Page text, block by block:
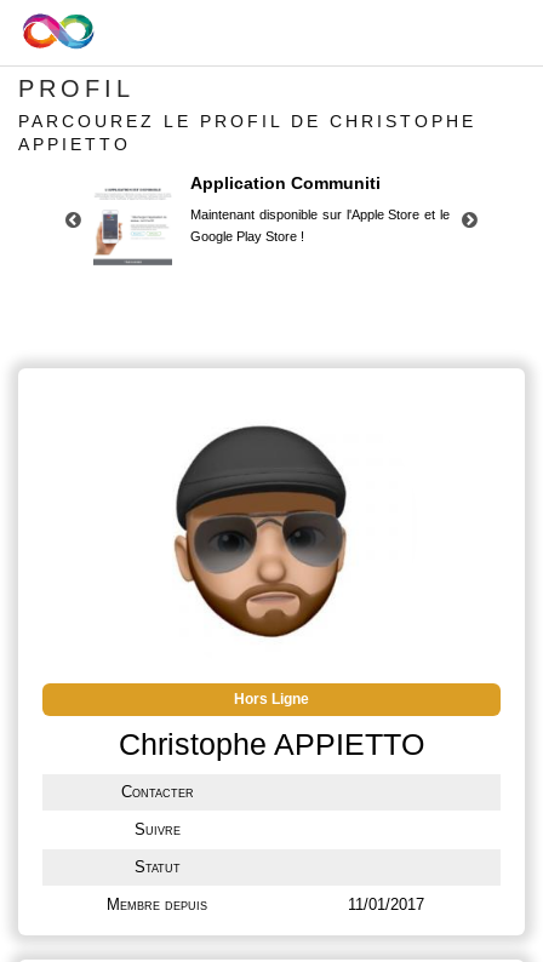
PROFIL
PARCOUREZ LE PROFIL DE CHRISTOPHE
APPIETTO
Application Communiti
Maintenant disponible sur l'Apple Store et le
Google Play Store !
Hors Ligne
Christophe APPIETTO
Contacter
Suivre
Statut
Membre depuis 11/01/2017